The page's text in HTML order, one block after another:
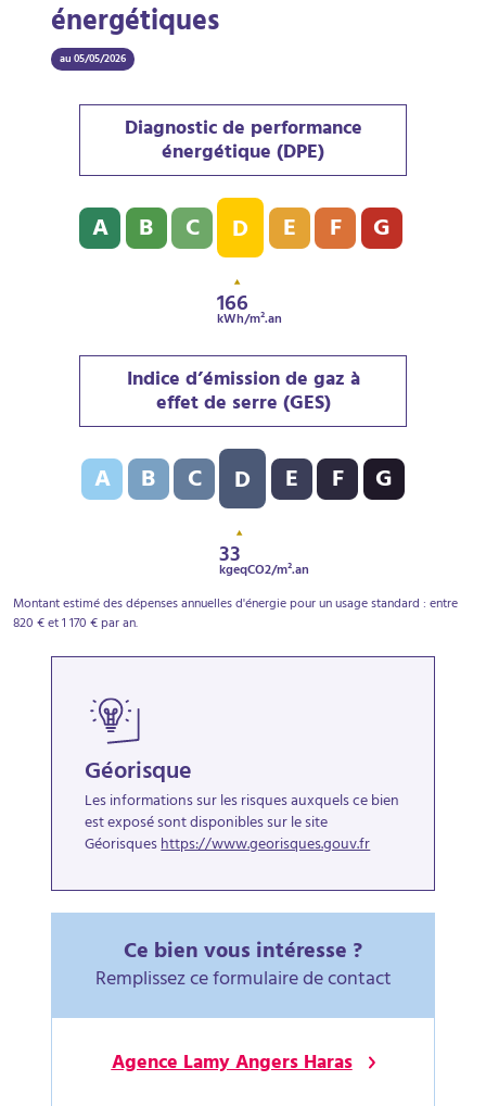
énergétiques
au 05/05/2026
Diagnostic de performance
énergétique (DPE)
Diagnostic de performance énergétique (DPE) : D -
A B C D
166
kWh/m².an
E F G
Indice d’émission de gaz à
effet de serre (GES)
Indice d’émission de gaz à effet de serre (GES) : D - 33
A B C D
33
kgeqCO2/m².an
E F G
Montant estimé des dépenses annuelles d'énergie pour un usage standard : entre
820 € et 1 170 € par an.
Géorisque
Les informations sur les risques auxquels ce bien
est exposé sont disponibles sur le site
Géorisqueshttps://www.georisques.gouv.fr
Ce bien vous intéresse ?
Remplissez ce formulaire de contact
Agence Lamy Angers Haras